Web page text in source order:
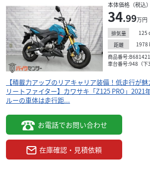
カワサキ
Z125 PRO
本体価格:29.99万円 （税込）
《 おすすめＰＯＩＮＴ！ 》１）大きい
とミニZとして登場！２）空冷4スト単気
回転までスムーズに吹け上がり、燃費も良
本体価格（税込）
34.99万円
排気量 125
距離
1978
商品番号
車台番号:948（下3
【積載力アップのリアキャリア装備！低走行が
リートファイター】カワサキ「Z125 PRO」2021
ルーの車体は走行距...
お電話でお問い合わせ
在庫確認・見積依頼